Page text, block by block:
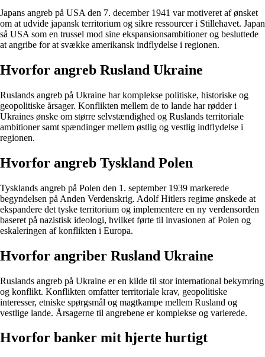
Japans angreb på USA den 7. december 1941 var motiveret af ønsket
om at udvide japansk territorium og sikre ressourcer i Stillehavet. Japan
så USA som en trussel mod sine ekspansionsambitioner og besluttede
at angribe for at svække amerikansk indflydelse i regionen.
Hvorfor angreb Rusland Ukraine
Ruslands angreb på Ukraine har komplekse politiske, historiske og
geopolitiske årsager. Konflikten mellem de to lande har rødder i
Ukraines ønske om større selvstændighed og Ruslands territoriale
ambitioner samt spændinger mellem østlig og vestlig indflydelse i
regionen.
Hvorfor angreb Tyskland Polen
Tysklands angreb på Polen den 1. september 1939 markerede
begyndelsen på Anden Verdenskrig. Adolf Hitlers regime ønskede at
ekspandere det tyske territorium og implementere en ny verdensorden
baseret på nazistisk ideologi, hvilket førte til invasionen af Polen og
eskaleringen af konflikten i Europa.
Hvorfor angriber Rusland Ukraine
Ruslands angreb på Ukraine er en kilde til stor international bekymring
og konflikt. Konflikten omfatter territoriale krav, geopolitiske
interesser, etniske spørgsmål og magtkampe mellem Rusland og
vestlige lande. Årsagerne til angrebene er komplekse og varierede.
Hvorfor banker mit hjerte hurtigt